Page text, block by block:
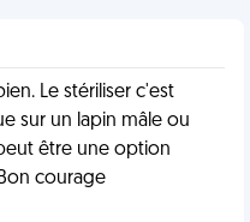
Le stériliser c'est
sur un lapin mâle ou
être une option
courage